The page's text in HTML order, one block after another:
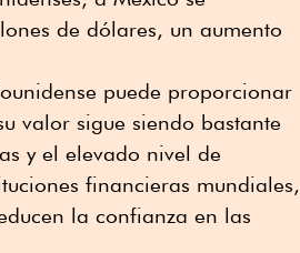
de dólares, un aumento
puede proporcionar
valor sigue siendo bastante
y el elevado nivel de
financieras mundiales,
la confianza en las